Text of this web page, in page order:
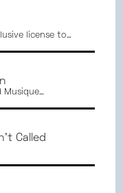
license to
Musique
Called